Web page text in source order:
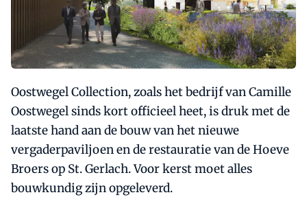
Oostwegel Collection, zoals het bedrijf van Camille
Oostwegel sinds kort officieel heet, is druk met de
laatste hand aan de bouw van het nieuwe
vergaderpaviljoen en de restauratie van de Hoeve
Broers op St. Gerlach. Voor kerst moet alles
bouwkundig zijn opgeleverd.